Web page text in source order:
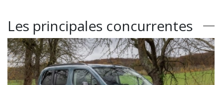
Les principales concurrentes